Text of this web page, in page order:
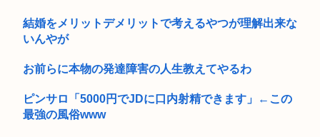
XBOX Series S、29,980円だったはずが値上げを繰...
日本人、とうとう気付く「財源財源言うけど必要な公共サービ
結婚をメリットデメリットで考えるやつが理解出来な
いんやが
お前らに本物の発達障害の人生教えてやるわ
ピンサロ「5000円でJDに口内射精できます」←この
最強の風俗www